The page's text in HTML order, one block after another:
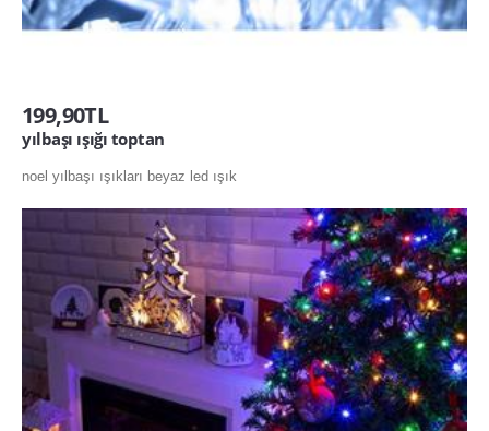
199,90TL
yılbaşı ışığı toptan
noel yılbaşı ışıkları beyaz led ışık